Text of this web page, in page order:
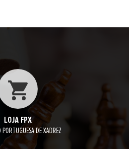
LOJA FPX
PORTUGUESA DE XADREZ